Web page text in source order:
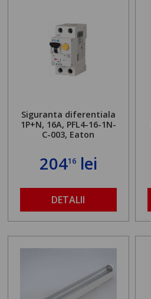
Siguranta diferentiala
1P+N, 16A, PFL4-16-1N-
C-003, Eaton
20416lei
DETALII